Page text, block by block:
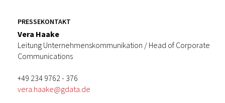
PRESSEKONTAKT
Vera Haake
Leitung Unternehmenskommunikation / Head of Corporate
Communications
+49 234 9762 - 376
vera.haake@gdata.de